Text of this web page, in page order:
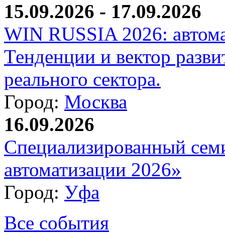
15.09.2026 - 17.09.2026
WIN RUSSIA 2026:
Тенденции и вектор
реального сектора.
Город: Москва
16.09.2026
Специализированный
автоматизации 2026»
Город: Уфа
Все события